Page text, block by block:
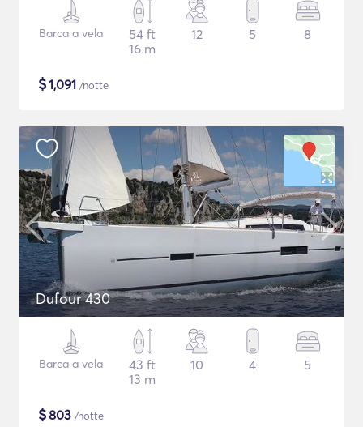
Barca a vela
54 ft
16 m
12 5 8
$1,091 /notte
Dufour 430
Barca a vela
43 ft
13 m
10 4 5
$803 /notte